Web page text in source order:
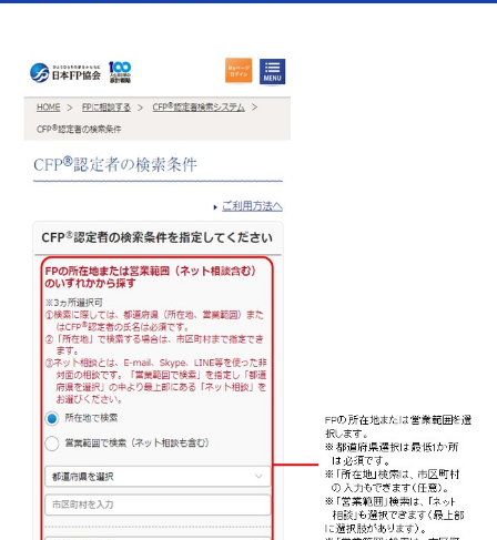
報道・メディア関係者の方へ
CLOSE